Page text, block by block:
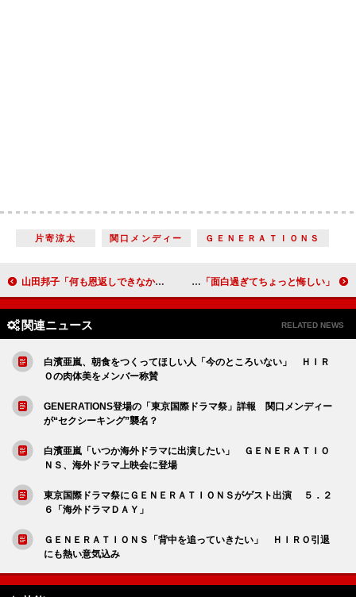
片寄涼太 関口メンディー ＧＥＮＥＲＡＴＩＯＮＳ
山田邦子「何も恩返しできなかった」 後輩ら、島倉千代子さんをしのぶコメント Ｋｉｓ－Ｍｙ－Ｆｔ２、東京＆大阪でドーム公演開催 “舞祭組”お披露目に北山「面白過ぎてちょっと悔しい」
関連ニュース RELATED NEWS
白濱亜嵐、朝食をつくってほしい人「今のところいない」 ＨＩＲ
Ｏの肉体美をメンバー称賛
GENERATIONS登場の「東京国際ドラマ祭」詳報 関口メンディー
が“セクシーキング”襲名？
白濱亜嵐「いつか海外ドラマに出演したい」 ＧＥＮＥＲＡＴＩＯ
ＮＳ、海外ドラマ上映会に登場
東京国際ドラマ祭にＧＥＮＥＲＡＴＩＯＮＳがゲスト出演 ５．２
６「海外ドラマＤＡＹ」
ＧＥＮＥＲＡＴＩＯＮＳ「背中を追っていきたい」 ＨＩＲＯ引退
にも熱い意気込み